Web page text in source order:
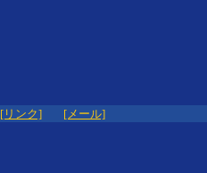
[リンク] [メール]